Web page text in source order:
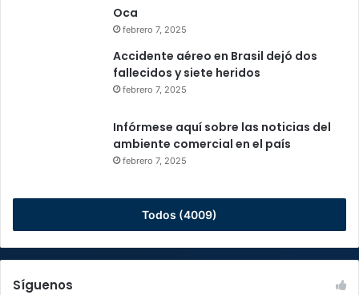
Oca
febrero 7, 2025
Accidente aéreo en Brasil dejó dos
fallecidos y siete heridos
febrero 7, 2025
Infórmese aquí sobre las noticias del
ambiente comercial en el país
febrero 7, 2025
Todos (4009)
Síguenos